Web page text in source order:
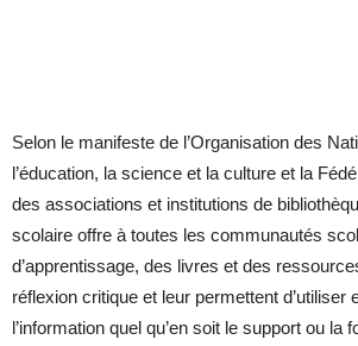
Selon le manifeste de l’Organisation des
l’éducation, la science et la culture et la
des associations et institutions de
scolaire offre à toutes les communautés
d’apprentissage, des livres et des
réflexion critique et leur permettent d’utiliser
l’information quel qu’en soit le support ou la